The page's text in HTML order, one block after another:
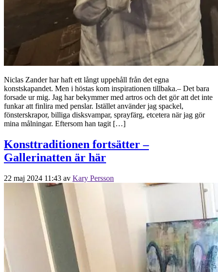
Niclas Zander har haft ett långt uppehåll från det egna
konstskapandet. Men i höstas kom inspirationen tillbaka.– Det bara
forsade ur mig. Jag har bekymmer med artros och det gör att det inte
funkar att finlira med penslar. Istället använder jag spackel,
fönsterskrapor, billiga disksvampar, sprayfärg, etcetera när jag gör
mina målningar. Eftersom han tagit […]
Konsttraditionen fortsätter –
Gallerinatten är här
22 maj 2024 11:43 av Kary Persson